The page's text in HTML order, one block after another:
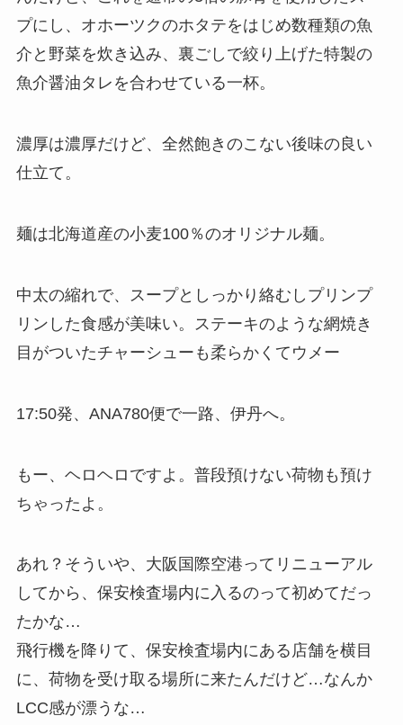
プにし、オホーツクのホタテをはじめ数種類の魚
介と野菜を炊き込み、裏ごしで絞り上げた特製の
魚介醤油タレを合わせている一杯。
濃厚は濃厚だけど、全然飽きのこない後味の良い
仕立て。
麺は北海道産の小麦100％のオリジナル麺。
中太の縮れで、スープとしっかり絡むしプリンプ
リンした食感が美味い。ステーキのような網焼き
目がついたチャーシューも柔らかくてウメー
17:50発、ANA780便で一路、伊丹へ。
もー、ヘロヘロですよ。普段預けない荷物も預け
ちゃったよ。
あれ？そういや、大阪国際空港ってリニューアル
してから、保安検査場内に入るのって初めてだっ
たかな…
飛行機を降りて、保安検査場内にある店舗を横目
に、荷物を受け取る場所に来たんだけど…なんか
LCC感が漂うな…